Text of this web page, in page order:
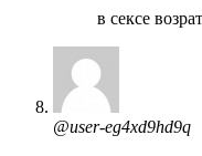
в сексе
@user-eg4xd9hd9q